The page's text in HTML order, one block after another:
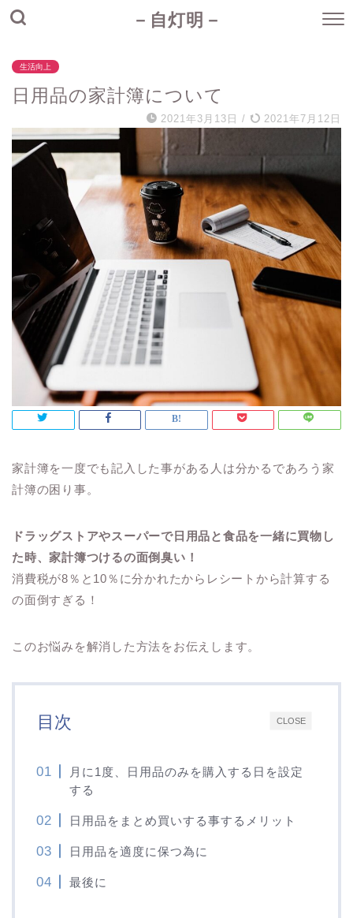
－自灯明－
生活向上
日用品の家計簿について
2021年3月13日 / 2021年7月12日
家計簿を一度でも記入した事がある人は分かるであろう家
計簿の困り事。
ドラッグストアやスーパーで日用品と食品を一緒に買物し
た時、家計簿つけるの面倒臭い！
消費税が8％と10％に分かれたからレシートから計算する
の面倒すぎる！
このお悩みを解消した方法をお伝えします。
CLOSE
目次
月に1度、日用品のみを購入する日を設定
する
日用品をまとめ買いする事するメリット
日用品を適度に保つ為に
最後に